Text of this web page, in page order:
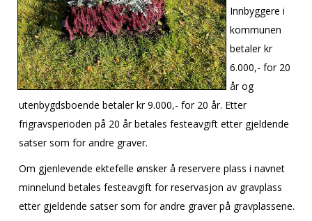
Innbyggere i
kommunen
betaler kr
6.000,- for 20
år og
utenbygdsboende betaler kr 9.000,- for 20 år. Etter
frigravsperioden på 20 år betales festeavgift etter gjeldende
satser som for andre graver.
Om gjenlevende ektefelle ønsker å reservere plass i navnet
minnelund betales festeavgift for reservasjon av gravplass
etter gjeldende satser som for andre graver på gravplassene.